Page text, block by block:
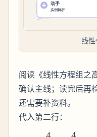
线
阅读《线性方程组之
确认主线；读完后再
还需要补资料。
代入第二行：